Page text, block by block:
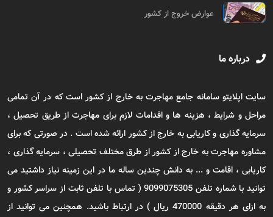
عوارض خروج از کشور
درباره ما
سایت اپلایتو سامانه جامع مهاجرت به خارج از کشور است که در آن تمامی
مراحل و شرایط ، هزینه ها و اقدامات لازم برای مهاجرت از طریق تحصیل ،
سرمایه گذاری و کاریابی به خارج از کشور ارائه شده است . در صورتی که برای
مشاوره مهاجرت به خارج از کشور از طرق مختلف تحصیلی ، سرمایه گذاری ،
کاریابی ، اقامت و ... به دانش چندین ساله ما در این زمینه نیاز داشتید می
توانید با شماره تلفن 9099075305 ( تماس با تلفن ثابت از سراسر کشور و
به ازای هر دقیقه 470000 ریال ) در ارتباط باشید. همچنین می توانید از